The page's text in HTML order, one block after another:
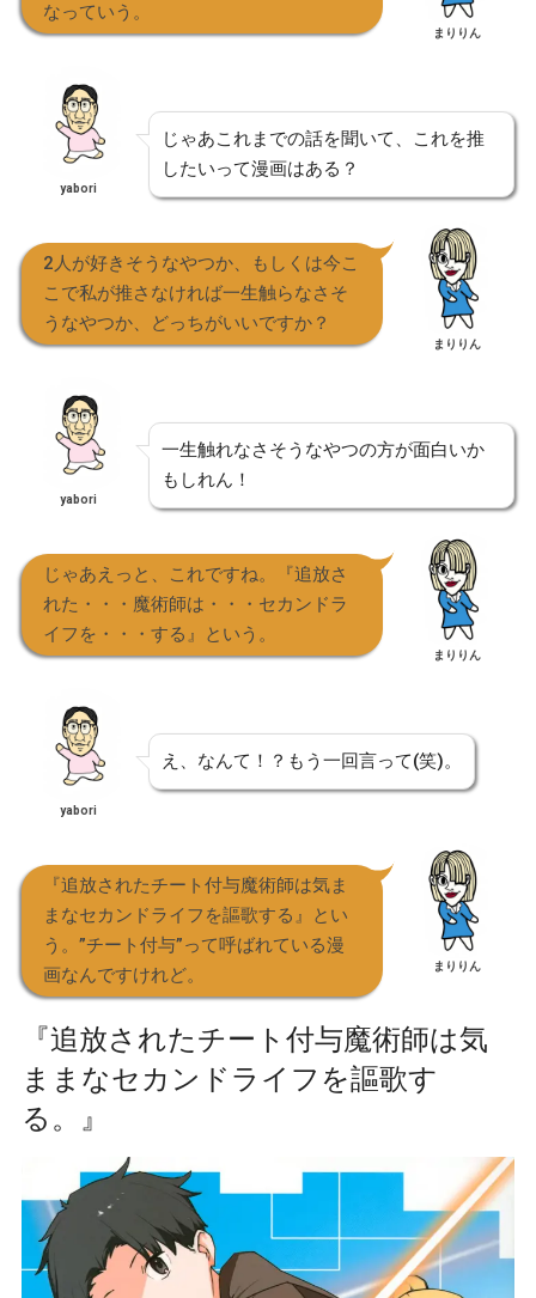
なっていう。
まりりん
yabori
じゃあこれまでの話を聞いて、これを推
したいって漫画はある？
2人が好きそうなやつか、もしくは今こ
こで私が推さなければ一生触らなさそ
うなやつか、どっちがいいですか？
まりりん
yabori
一生触れなさそうなやつの方が面白いか
もしれん！
じゃあえっと、これですね。『追放さ
れた・・・魔術師は・・・セカンドラ
イフを・・・する』という。
まりりん
yabori
え、なんて！？もう一回言って(笑)。
『追放されたチート付与魔術師は気ま
まなセカンドライフを謳歌する』とい
う。”チート付与”って呼ばれている漫
画なんですけれど。
まりりん
『追放されたチート付与魔術師は気
ままなセカンドライフを謳歌す
る。』